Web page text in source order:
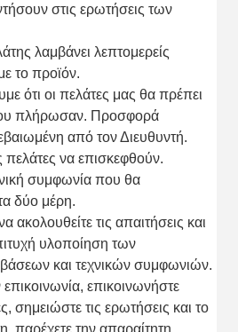
στις ερωτήσεις των
λαμβάνει λεπτομερείς
το προϊόν.
ότι οι πελάτες μας θα πρέπει
πλήρωσαν. Προσφορά
από τον Διευθυντή.
να επισκεφθούν.
συμφωνία που θα
δύο μέρη.
ακολουθείτε τις απαιτήσεις και
υλοποίηση των
και τεχνικών συμφωνιών.
επικοινωνήστε
σημειώστε τις ερωτήσεις και το
παρέχετε την απαραίτητη